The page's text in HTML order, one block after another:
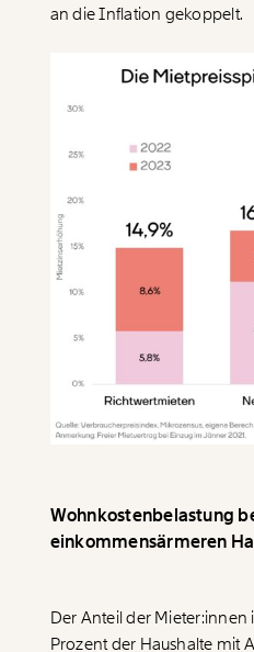
an die Inflation gekoppelt.
Wohnkostenbelastung
einkommensärmeren
Der Anteil der
Prozent der Haushalte mit